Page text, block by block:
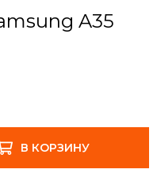
A35
В КОРЗИНУ